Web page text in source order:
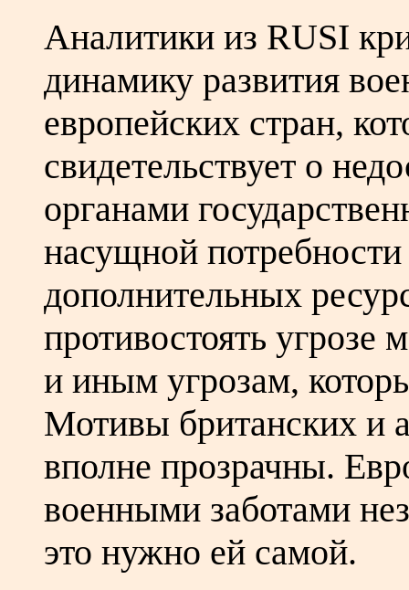
Аналитики из RUSI
динамику развития
европейских стран,
свидетельствует о
органами
насущной
дополнительных
противостоять угрозе
и иным угрозам,
Мотивы британских и
вполне прозрачны.
военными заботами
это нужно ей самой.